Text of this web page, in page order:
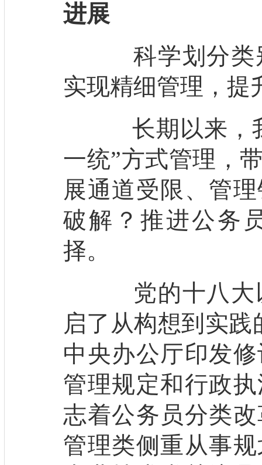
进展
科学划分类
实现精细管理，提
长期以来，我
一统”方式管理，
展通道受限、管
破解？推进公务
择。
党的十八大
启了从构想到实践
中央办公厅印发
管理规定和行政
志着公务员分类
管理类侧重从事